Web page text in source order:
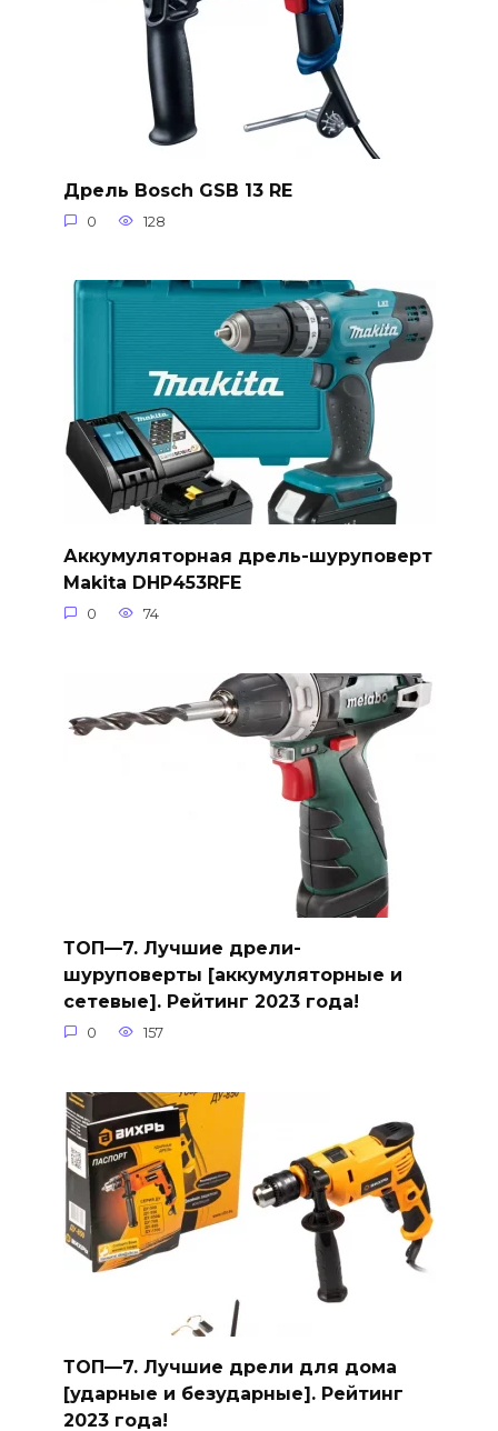
Дрель Bosch GSB 13 RE
0 128
Аккумуляторная дрель-шуруповерт
Makita DHP453RFE
0 74
ТОП—7. Лучшие дрели-
шуруповерты [аккумуляторные и
сетевые]. Рейтинг 2023 года!
0 157
ТОП—7. Лучшие дрели для дома
[ударные и безударные]. Рейтинг
2023 года!